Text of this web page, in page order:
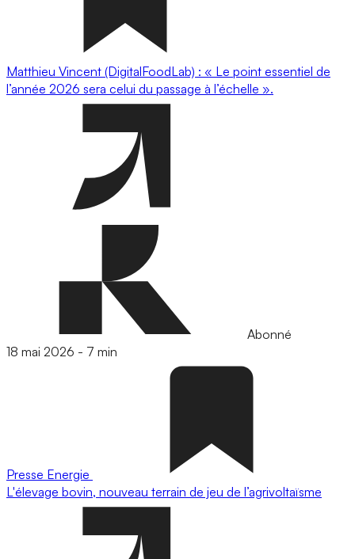
Matthieu Vincent (DigitalFoodLab) : « Le point essentiel de
l’année 2026 sera celui du passage à l’échelle ».
Abonné
18 mai 2026 - 7 min
Presse Energie
L'élevage bovin, nouveau terrain de jeu de l’agrivoltaïsme